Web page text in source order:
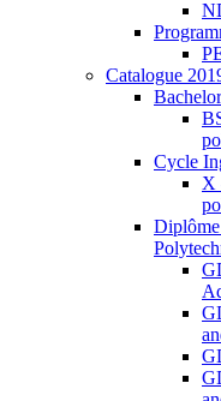
Catalogue
Bachelor
Cycle
X